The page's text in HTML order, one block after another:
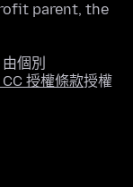
parent, the
個別
授權條款授權